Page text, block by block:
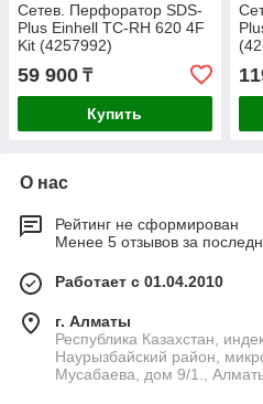
Сетев. Перфоратор SDS-
Plus Einhell TC-RH 620 4F
Kit (4257992)
59 900 ₸
Купить
О нас
Рейтинг не сформирован
Менее 5 отзывов за
Работает с 01.04.2010
г. Алматы
Республика Казахстан,
Наурызбайский район,
Мусабаева, дом 9/1.,